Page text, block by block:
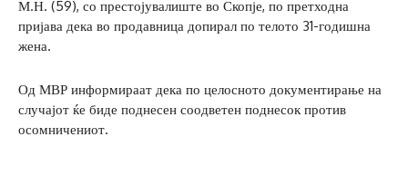
М.Н. (59), со престојувалиште во Скопје, по претходна
пријава дека во продавница допирал по телото 31-годишна
жена.
Од МВР информираат дека по целосното документирање на
случајот ќе биде поднесен соодветен поднесок против
осомничениот.